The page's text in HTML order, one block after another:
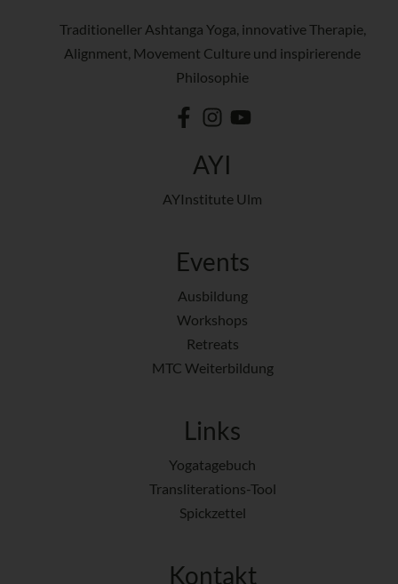
Traditioneller Ashtanga Yoga, innovative Therapie,
Alignment, Movement Culture und inspirierende
Philosophie
AYI
AYInstitute Ulm
Events
Ausbildung
Workshops
Retreats
MTC Weiterbildung
Links
Yogatagebuch
Transliterations-Tool
Spickzettel
Kontakt